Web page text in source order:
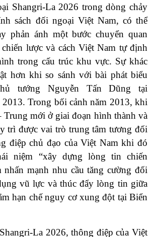
Shangri-La 2026 trong dòng chảy
sách đối ngoại Việt Nam, có thể
phản ánh một bước chuyển quan
lược và cách Việt Nam tự định
trong cấu trúc khu vực. Sự khác
hơn khi so sánh với bài phát biểu
tướng Nguyễn Tấn Dũng tại
2013. Trong bối cảnh năm 2013, khi
Trung mới ở giai đoạn hình thành và
trì được vai trò trung tâm tương đối
điệp chủ đạo của Việt Nam khi đó
niệm “xây dựng lòng tin chiến
nhấn mạnh nhu cầu tăng cường đối
vũ lực và thúc đẩy lòng tin giữa
hạn chế nguy cơ xung đột tại Biển
La 2026, thông điệp của Việt